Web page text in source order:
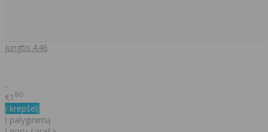
Jungtis A46
..
€1 80
Į krepšelį
Į palyginimą